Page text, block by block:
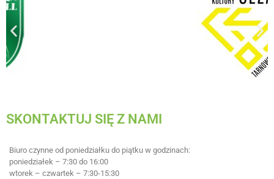
SKONTAKTUJ SIĘ Z NAMI
Biuro czynne od poniedziałku do piątku w godzinach:
poniedziałek – 7:30 do 16:00
wtorek – czwartek – 7:30-15:30